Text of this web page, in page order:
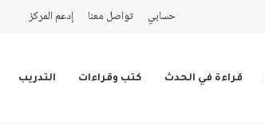
حسابي تواصل معنا إدعم المركز
قراءة في الحدث كتب وقراءات التدريب